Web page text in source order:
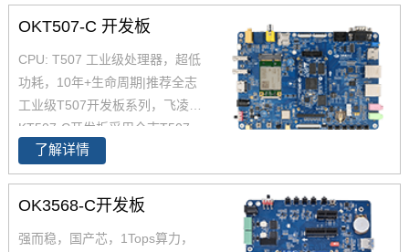
OKT507-C 开发板
CPU: T507 工业级处理器，超低
功耗，10年+生命周期|推荐全志
工业级T507开发板系列，飞凌O
KT507-C开发板采用全志T507
四核工业级处理器 T507设计开
发，Cortex-A53架构，工业级宽
温，性能强，低功耗，是一款高
的开发设计资料，提供产品规格
了解详情
OK3568-C开发板
强而稳，国产芯，1Tops算力，